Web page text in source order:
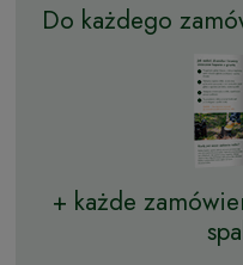
Do każdego
+ każde